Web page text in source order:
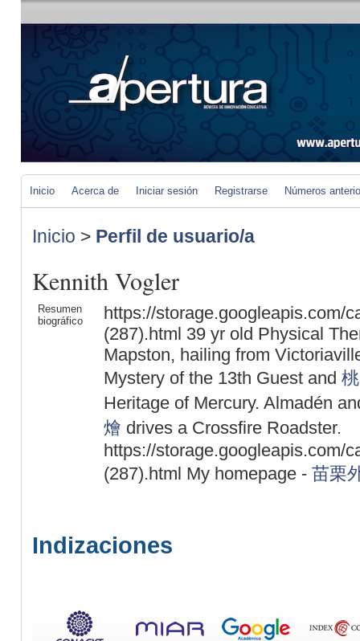
Inicio Acerca de Iniciar sesión Registrarse Números
Inicio > Perfil de usuario/a
Kennith Vogler
Resumen
biográfico
https://storage.googleapis.com/
(287).html 39 yr old Physical
Mapston, hailing from
Mystery of the 13th Guest and
Heritage of Mercury. Almadén
燴 drives a Crossfire Roadster.
https://storage.googleapis.com/
(287).html My homepage - 苗栗
Indizaciones